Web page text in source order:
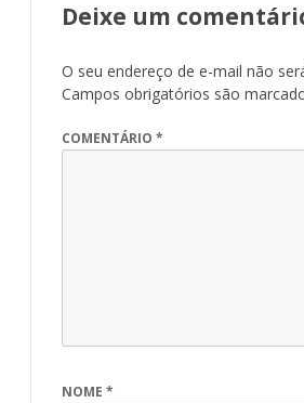
Deixe um
O seu endereço de e-mail não
Campos obrigatórios são
COMENTÁRIO *
NOME *